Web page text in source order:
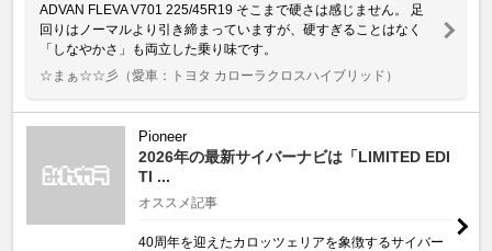
ADVAN FLEVA V701 225/45R19 そこまで硬さは感じません。 足
回りはノーマルより引き締まっていますが、硬すぎることはなく
「しなやかさ」も両立した乗り味です。
☆まぁ☆☆彡 （愛車：トヨタ カローラクロスハイブリッド）
Pioneer
2026年の最新サイバーナビは「LIMITED EDI
TI ...
オススメ記事
40周年を迎えたカロッツェリアを象徴するサイバー